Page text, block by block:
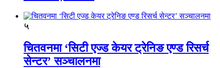
५
चितवनमा ‘सिटी एज्ड केयर ट्रेनिङ एण्ड रिसर्च
सेन्टर’ सञ्चालनमा